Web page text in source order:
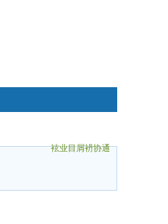
袨业目屑袇协通